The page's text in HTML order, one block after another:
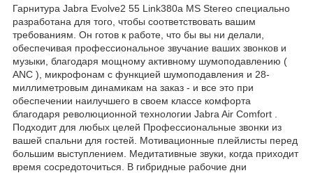
Гарнитура Jabra Evolve2 55 Link380a MS Stereo специально
разработана для того, чтобы соответствовать вашим
требованиям. Он готов к работе, что бы вы ни делали,
обеспечивая профессиональное звучание ваших звонков и
музыки, благодаря мощному активному шумоподавлению (
ANC ), микрофонам с функцией шумоподавления и 28-
миллиметровым динамикам на заказ - и все это при
обеспечении наилучшего в своем классе комфорта
благодаря революционной технологии Jabra Air Comfort .
Подходит для любых целей Профессиональные звонки из
вашей спальни для гостей. Мотивационные плейлисты перед
большим выступлением. Медитативные звуки, когда приходит
время сосредоточиться. В гибридные рабочие дни